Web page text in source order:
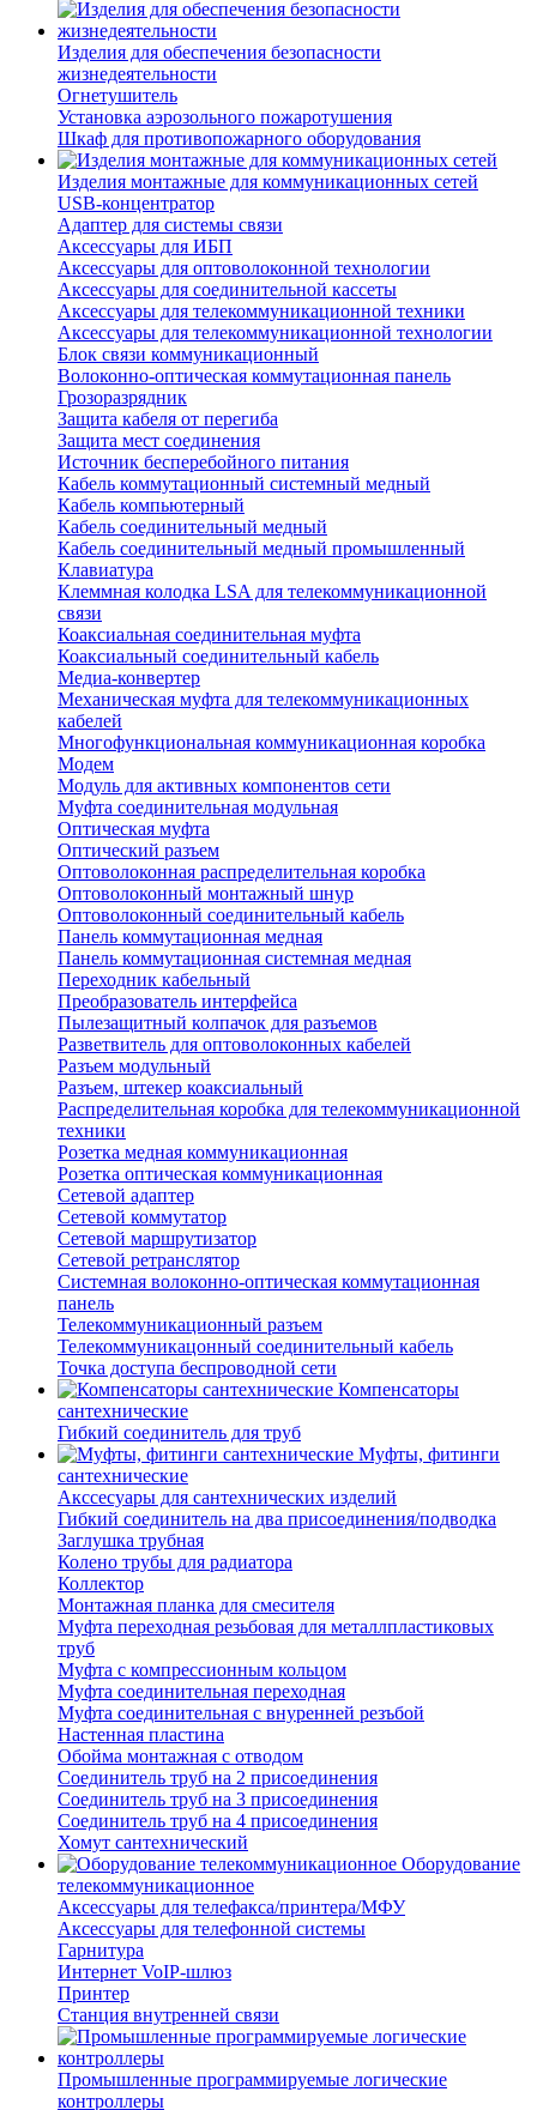
Изделия для обеспечения безопасности
жизнедеятельности
Огнетушитель
Установка аэрозольного пожаротушения
Шкаф для противопожарного оборудования
Изделия монтажные для коммуникационных сетей
USB-концентратор
Адаптер для системы связи
Аксессуары для ИБП
Аксессуары для оптоволоконной технологии
Аксессуары для соединительной кассеты
Аксессуары для телекоммуникационной техники
Аксессуары для телекоммуникационной технологии
Блок связи коммуникационный
Волоконно-оптическая коммутационная панель
Грозоразрядник
Защита кабеля от перегиба
Защита мест соединения
Источник бесперебойного питания
Кабель коммутационный системный медный
Кабель компьютерный
Кабель соединительный медный
Кабель соединительный медный промышленный
Клавиатура
Клеммная колодка LSA для телекоммуникационной
связи
Коаксиальная соединительная муфта
Коаксиальный соединительный кабель
Медиа-конвертер
Механическая муфта для телекоммуникационных
кабелей
Многофункциональная коммуникационная коробка
Модем
Модуль для активных компонентов сети
Муфта соединительная модульная
Оптическая муфта
Оптический разъем
Оптоволоконная распределительная коробка
Оптоволоконный монтажный шнур
Оптоволоконный соединительный кабель
Панель коммутационная медная
Панель коммутационная системная медная
Переходник кабельный
Преобразователь интерфейса
Пылезащитный колпачок для разъемов
Разветвитель для оптоволоконных кабелей
Разъем модульный
Разъем, штекер коаксиальный
Распределительная коробка для телекоммуникационной
техники
Розетка медная коммуникационная
Розетка оптическая коммуникационная
Сетевой адаптер
Сетевой коммутатор
Сетевой маршрутизатор
Сетевой ретранслятор
Системная волоконно-оптическая коммутационная
панель
Телекоммуникационный разъем
Телекоммуникацонный соединительный кабель
Точка доступа беспроводной сети
Компенсаторы
сантехнические
Гибкий соединитель для труб
Муфты, фитинги
сантехнические
Акссесуары для сантехнических изделий
Гибкий соединитель на два присоединения/подводка
Заглушка трубная
Колено трубы для радиатора
Коллектор
Монтажная планка для смесителя
Муфта переходная резьбовая для металлпластиковых
труб
Муфта с компрессионным кольцом
Муфта соединительная переходная
Муфта соединительная с внуренней резъбой
Настенная пластина
Обойма монтажная с отводом
Соединитель труб на 2 присоединения
Соединитель труб на 3 присоединения
Соединитель труб на 4 присоединения
Хомут сантехнический
Оборудование
телекоммуникационное
Аксессуары для телефакса/принтера/МФУ
Аксессуары для телефонной системы
Гарнитура
Интернет VoIP-шлюз
Принтер
Станция внутренней связи
Промышленные программируемые логические
контроллеры